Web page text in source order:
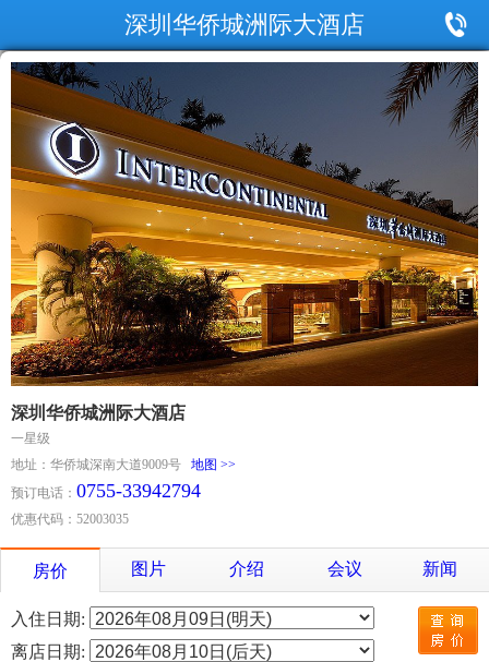
深圳华侨城洲际大酒店
深圳华侨城洲际大酒店
一星级
地址：华侨城深南大道9009号 地图 >>
预订电话： 0755-33942794
优惠代码：52003035
房价 图片 介绍 会议 新闻
入住日期:
离店日期: